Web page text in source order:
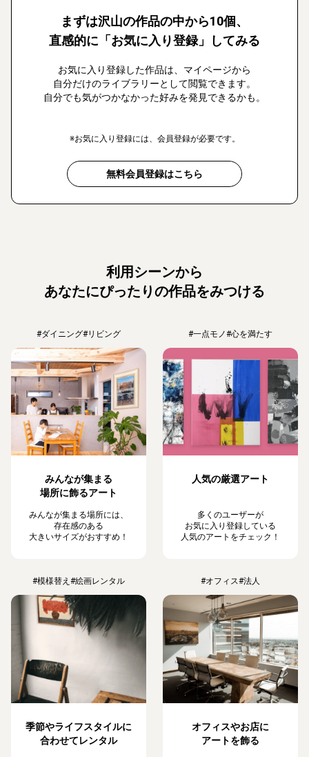
まずは沢山の作品の中から10個、
直感的に「お気に入り登録」してみる
お気に入り登録した作品は、マイページから
自分だけのライブラリーとして閲覧できます。
自分でも気がつかなかった好みを発見できるかも。
※お気に入り登録には、会員登録が必要です。
無料会員登録はこちら
利用シーンから
あなたにぴったりの作品をみつける
#ダイニング#リビング
みんなが集まる
場所に飾るアート
みんなが集まる場所には、
存在感のある
大きいサイズがおすすめ！
#一点モノ#心を満たす
人気の厳選アート
多くのユーザーが
お気に入り登録している
人気のアートをチェック！
#模様替え #絵画レンタル
季節やライフスタイルに
合わせてレンタル
#オフィス#法人
オフィスやお店に
アートを飾る